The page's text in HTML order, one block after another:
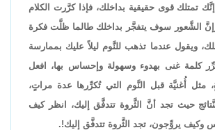
تمتلك قوى حقيقية بداخلك، فإذا كرَّرت الكلام
الشَّعور سوف يتفجَّر بداخلك طالما ظلَّت فكرة
ويقول عندما تذهب للنَّوم ليلاً عليك بممارسة
كرِّر كلمة غنى بهدوء وسهولة وإحساس بها، افعل
مثل أُغنيَّة قبل النَّوم التي تُكرِّرها عدة مراتٍ،
حيث تجد أنَّ الثَّروة تتدفَّق إليك، انظر كيف
وكيف يروِّجون، تجد الثَّروة تتدفَّق إليك!.